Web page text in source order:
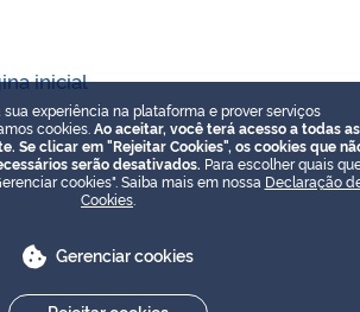
inicial
sua experiência na plataforma e prover serviços
cookies. Ao aceitar, você terá acesso a todas as
Se clicar em "Rejeitar Cookies", os cookies que
serão desativados. Para escolher quais
cookies". Saiba mais em nossa Declaração
Cookies
Gerenciar cookies